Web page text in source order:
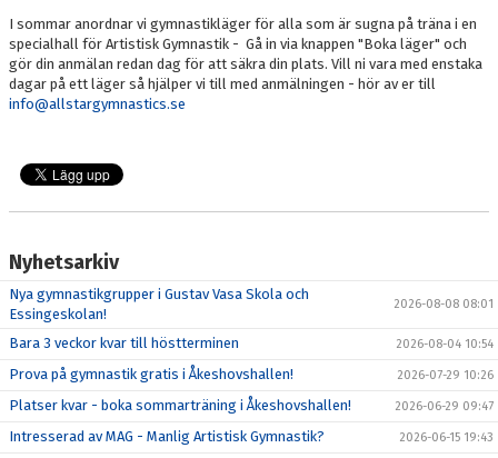
I sommar anordnar vi gymnastikläger för alla som är sugna på träna i en
specialhall för Artistisk Gymnastik - Gå in via knappen "Boka läger" och
gör din anmälan redan dag för att säkra din plats. Vill ni vara med enstaka
dagar på ett läger så hjälper vi till med anmälningen - hör av er till
info@allstargymnastics.se
Nyhetsarkiv
Nya gymnastikgrupper i Gustav Vasa Skola och
Essingeskolan!
2026-08-08 08:01
Bara 3 veckor kvar till höstterminen 2026-08-04 10:54
Prova på gymnastik gratis i Åkeshovshallen! 2026-07-29 10:26
Platser kvar - boka sommarträning i Åkeshovshallen! 2026-06-29 09:47
Intresserad av MAG - Manlig Artistisk Gymnastik? 2026-06-15 19:43